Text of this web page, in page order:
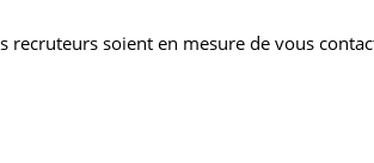
recruteurs soient en mesure de vous